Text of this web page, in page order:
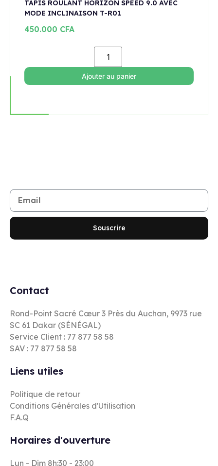
TAPIS ROULANT HORIZON SPEED 9.0 AVEC
MODE INCLINAISON T-R01
450.000 CFA
Ajouter au panier
Souscrire
Contact
Rond-Point Sacré Cœur 3 Près du Auchan, 9973 rue
SC 61 Dakar (SÉNÉGAL)
Service Client : 77 877 58 58
SAV : 77 877 58 58
Liens utiles
Politique de retour
Conditions Générales d'Utilisation
F.A.Q
Horaires d'ouverture
Lun - Dim 8h:30 - 23:00